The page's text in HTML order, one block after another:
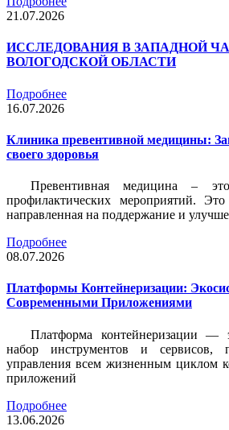
21.07.2026
ИССЛЕДОВАНИЯ В ЗАПАДНОЙ
ВОЛОГОДСКОЙ ОБЛАСТИ
Подробнее
16.07.2026
Клиника превентивной медицины:
своего здоровья
Превентивная медицина –
профилактических мероприятий. Это
направленная на поддержание и
Подробнее
08.07.2026
Платформы Контейнеризации:
Современными Приложениями
Платформа контейнеризации —
набор инструментов и сервисов,
управления всем жизненным циклом
приложений
Подробнее
13.06.2026